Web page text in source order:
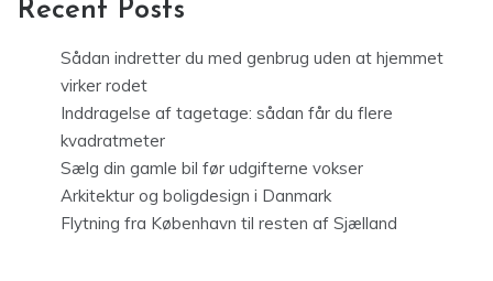
Recent Posts
Sådan indretter du med genbrug uden at hjemmet
virker rodet
Inddragelse af tagetage: sådan får du flere
kvadratmeter
Sælg din gamle bil før udgifterne vokser
Arkitektur og boligdesign i Danmark
Flytning fra København til resten af Sjælland